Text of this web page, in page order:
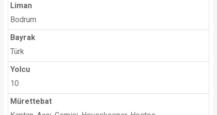
Liman
Bodrum
Bayrak
Türk
Yolcu
10
Mürettebat